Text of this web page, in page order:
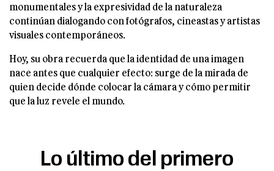
monumentales y la expresividad de la naturaleza
continúan dialogando con fotógrafos, cineastas y artistas
visuales contemporáneos.
Hoy, su obra recuerda que la identidad de una imagen
nace antes que cualquier efecto: surge de la mirada de
quien decide dónde colocar la cámara y cómo permitir
que la luz revele el mundo.
Lo último del primero